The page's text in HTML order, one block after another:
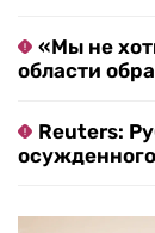
«Мы не
области
Reuters: